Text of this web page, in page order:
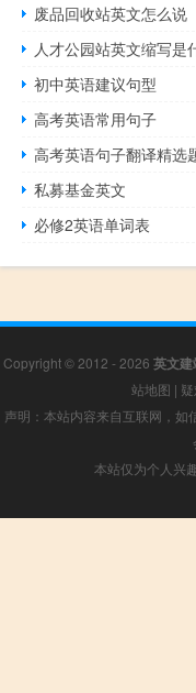
废品回收站英文怎么说
人才公园站英文缩写是
初中英语建议句型
高考英语常用句子
高考英语句子翻译精选
私募基金英文
必修2英语单词表
Copyright © 2012 - 2026 英文建
站地图 |
声明：本站内容来自互联网，
本站仅为个人兴